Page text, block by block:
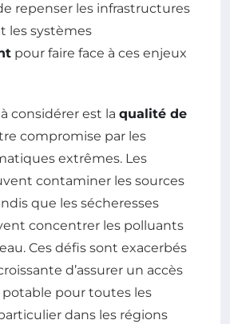
repenser les infrastructures
les systèmes
pour faire face à ces enjeux
considérer est la qualité de
compromise par les
extrêmes. Les
contaminer les sources
que les sécheresses
concentrer les polluants
Ces défis sont exacerbés
d’assurer un accès
potable pour toutes les
dans les régions